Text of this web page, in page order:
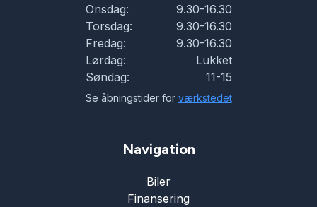
Onsdag:
9.30-16.30
Torsdag:
9.30-16.30
Fredag:
9.30-16.30
Lørdag:
Lukket
Søndag:
11-15
Se åbningstider for værkstedet
Navigation
Biler
Finansering